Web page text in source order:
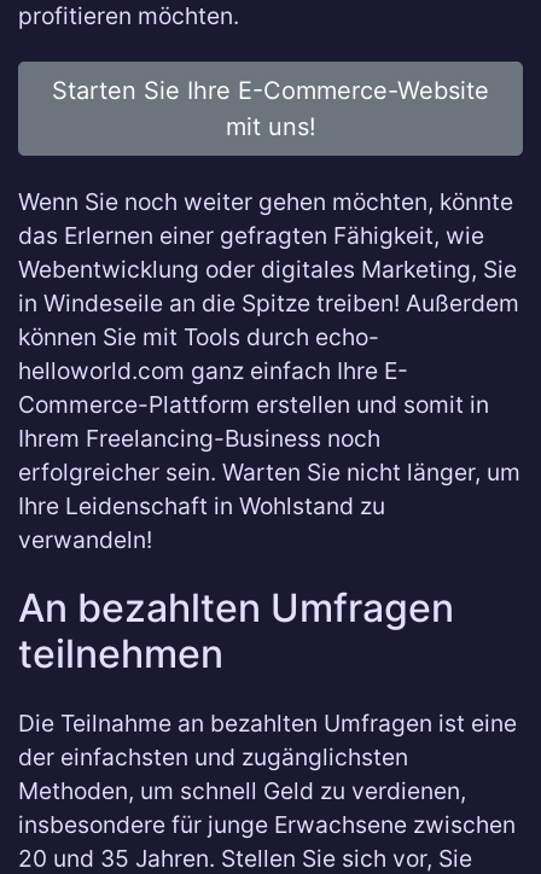
profitieren möchten.
Starten Sie Ihre E-Commerce-Website
mit uns!
Wenn Sie noch weiter gehen möchten, könnte
das Erlernen einer gefragten Fähigkeit, wie
Webentwicklung oder digitales Marketing, Sie
in Windeseile an die Spitze treiben! Außerdem
können Sie mit Tools durch echo-
helloworld.com ganz einfach Ihre E-
Commerce-Plattform erstellen und somit in
Ihrem Freelancing-Business noch
erfolgreicher sein. Warten Sie nicht länger, um
Ihre Leidenschaft in Wohlstand zu
verwandeln!
An bezahlten Umfragen
teilnehmen
Die Teilnahme an bezahlten Umfragen ist eine
der einfachsten und zugänglichsten
Methoden, um schnell Geld zu verdienen,
insbesondere für junge Erwachsene zwischen
20 und 35 Jahren. Stellen Sie sich vor, Sie